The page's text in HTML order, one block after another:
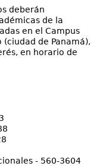
deberán
de la
en el Campus
(ciudad de Panamá),
en horario de
- 560-3604